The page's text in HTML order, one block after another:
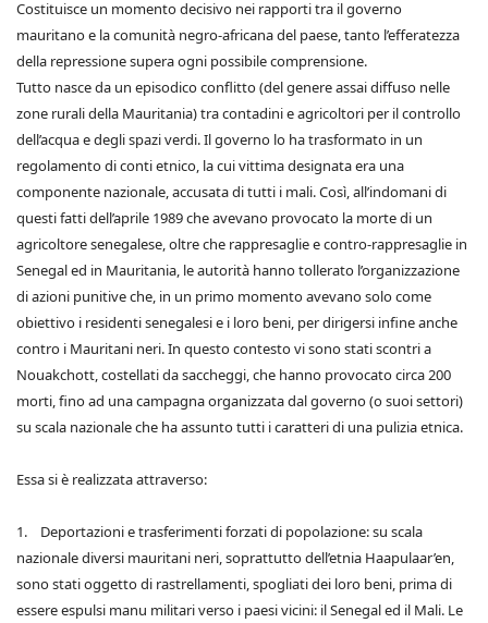
Costituisce un momento decisivo nei rapporti tra il governo
mauritano e la comunità negro-africana del paese, tanto l’efferatezza
della repressione supera ogni possibile comprensione.
Tutto nasce da un episodico conflitto (del genere assai diffuso nelle
zone rurali della Mauritania) tra contadini e agricoltori per il controllo
dell’acqua e degli spazi verdi. Il governo lo ha trasformato in un
regolamento di conti etnico, la cui vittima designata era una
componente nazionale, accusata di tutti i mali. Così, all’indomani di
questi fatti dell’aprile 1989 che avevano provocato la morte di un
agricoltore senegalese, oltre che rappresaglie e contro-rappresaglie in
Senegal ed in Mauritania, le autorità hanno tollerato l’organizzazione
di azioni punitive che, in un primo momento avevano solo come
obiettivo i residenti senegalesi e i loro beni, per dirigersi infine anche
contro i Mauritani neri. In questo contesto vi sono stati scontri a
Nouakchott, costellati da saccheggi, che hanno provocato circa 200
morti, fino ad una campagna organizzata dal governo (o suoi settori)
su scala nazionale che ha assunto tutti i caratteri di una pulizia etnica.
Essa si è realizzata attraverso:
1. Deportazioni e trasferimenti forzati di popolazione: su scala
nazionale diversi mauritani neri, soprattutto dell’etnia Haapulaar’en,
sono stati oggetto di rastrellamenti, spogliati dei loro beni, prima di
essere espulsi manu militari verso i paesi vicini: il Senegal ed il Mali. Le